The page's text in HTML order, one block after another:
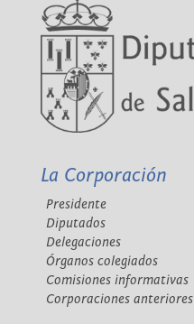
La Corporación
Presidente
Diputados
Delegaciones
Órganos colegiados
Comisiones informativas
Corporaciones anteriores